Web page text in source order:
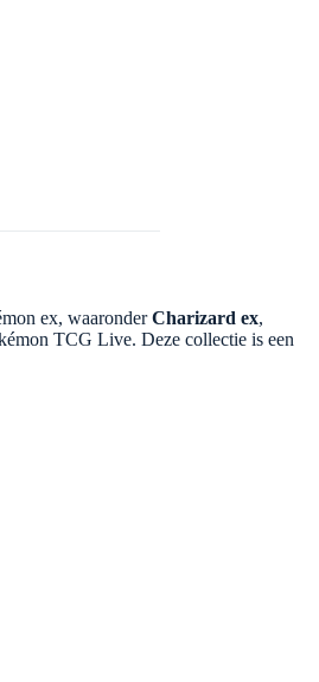
ex, waaronderCharizard ex,
TCG Live. Deze collectie is een